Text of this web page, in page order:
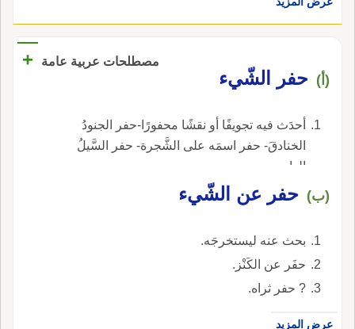
فجمعهما ضرورة.
نزلت بها واستقي من ركاياها وهي ما بين ماوِيَّةَ
والمَنْجَشانِيَّاتِ، وركايا الحَفَر مستوية بعيدة الرِّشاءِ
الشَّواجِنِ بعيدة القَعْرِ عذبة الماء؛ ومنها حَفَرُ سَعْدِو
بن زي مَناةَ بن تميم، وهي بحذاء العَرَمَةِ وراء
الدهناء يقال له جبل الحاضر.
مصطلحات عربية عامة +
(أ) حفر الشّيء
أحدَث فيه تجويفًا أو نقشًا محفورًا-حفر الجنودُ
الخنادقَ- حفر اسمَه على الشَّجرة- حفر السَّيلُ
الوادي.
(ب) حفر عن الشّيء
بحث عنه ليستخرجَه.
حفَر عن الكَنْز.
? حفر ثراه.
عرض المزيد